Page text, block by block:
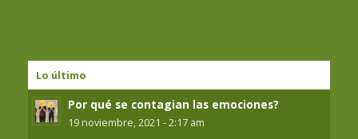
Lo último
Por qué se contagian las emociones?
19 noviembre, 2021 - 2:17 am